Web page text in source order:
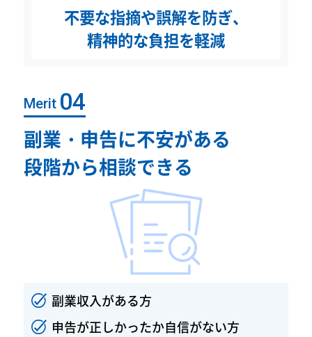
不要な指摘や誤解を防ぎ、
精神的な負担を軽減
Merit
副業・申告に不安がある
段階から相談できる
副業収入がある方
申告が正しかったか自信がない方